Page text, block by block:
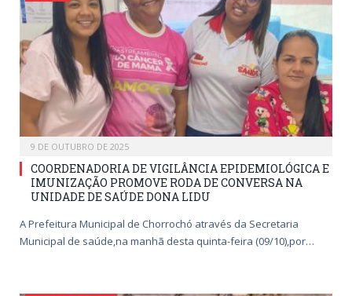
9 DE OUTUBRO DE 2025
COORDENADORIA DE VIGILÂNCIA EPIDEMIOLÓGICA E
IMUNIZAÇÃO PROMOVE RODA DE CONVERSA NA
UNIDADE DE SAÚDE DONA LIDU
A Prefeitura Municipal de Chorrochó através da Secretaria
Municipal de saúde,na manhã desta quinta-feira (09/10),por…